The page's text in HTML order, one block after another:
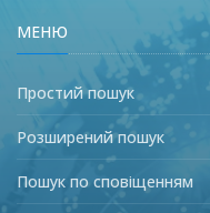
МЕНЮ
Простий пошук
Розширений пошук
Пошук по сповіщенням